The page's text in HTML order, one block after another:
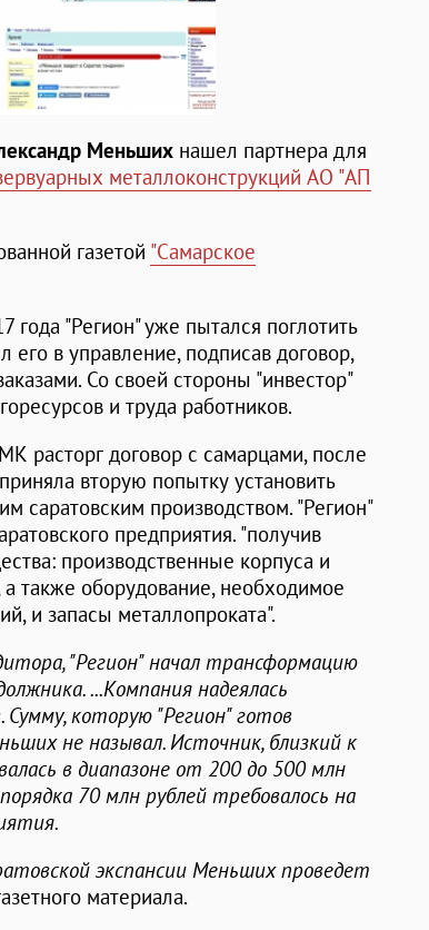
Меньших нашел партнера для
металлоконструкций АО "АП
газетой "Самарское
года "Регион" уже пытался поглотить
его в управление, подписав договор,
Со своей стороны "инвестор"
и труда работников.
расторг договор с самарцами, после
вторую попытку установить
саратовским производством. "Регион"
предприятия. "получив
производственные корпуса и
также оборудование, необходимое
и запасы металлопроката".
"Регион" начал трансформацию
...Компания надеялась
которую "Регион" готов
не называл. Источник, близкий к
в диапазоне от 200 до 500 млн
70 млн рублей требовалось на
экспансии Меньших проведет
материала.